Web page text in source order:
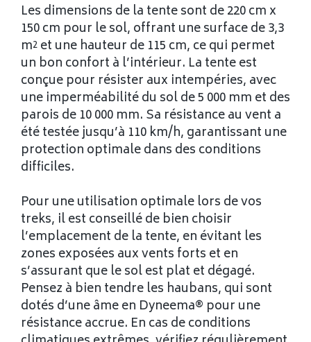
Les dimensions de la tente sont de 220 cm x
150 cm pour le sol, offrant une surface de 3,3
m² et une hauteur de 115 cm, ce qui permet
un bon confort à l’intérieur. La tente est
conçue pour résister aux intempéries, avec
une imperméabilité du sol de 5 000 mm et des
parois de 10 000 mm. Sa résistance au vent a
été testée jusqu’à 110 km/h, garantissant une
protection optimale dans des conditions
difficiles.
Pour une utilisation optimale lors de vos
treks, il est conseillé de bien choisir
l’emplacement de la tente, en évitant les
zones exposées aux vents forts et en
s’assurant que le sol est plat et dégagé.
Pensez à bien tendre les haubans, qui sont
dotés d’une âme en Dyneema® pour une
résistance accrue. En cas de conditions